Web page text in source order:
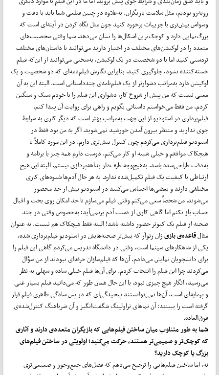
روبه‌رو بودیم، مثل سلامت بازیگران. به‌علاوه در چنین فیلمی شما باید با دقت و
وسواس بیش‌تری با جزییات برخورد کنید چون مثل نگاه کردن در آینه‌ای است که
بزرگ‌نمایی دارد و کوچک‌ترین اشکال‌ها را نشان می‌دهد. شما وقتی شخصیت‌های
متعدد را در لوکیشن‌های مختلف در اختیار دارید می‌توانید با داستان‌های مختلف
تردستی کنید اما با دو شخصیت در یک لوکیشن، به‌سختی می‌توانید از این‌که فیلم
خسته‌کننده نشود، جلوگیری کنید. بنابراین نگارش فیلم‌نامه‌ای که دو شخصیت و یک
لوکیشن دارد به‌مراتب دشوارتر از یک فیلم‌نامه‌ی چندداستانی است. البته این به آن
معنی نیست که من پیش از شروع کار، دشواری این فیلم را با خودم سبک و سنگین
کردم. من فقط می‌خواستم داستانی بگویم و راهی برای روایت آن پیدا کنم.
فیلم‌برداری در استودیو از این جهت به‌مراتب بهتر است که دیگر کاری به شرایط
جوی ندارید و منتظر بیرون آمدن خورشید نمی‌شوید. اگر به من بود فقط در
استودیو فیلم‌برداری می‌کردم چون کنترل بیش‌تری دارم. در این مورد کاملاً با
هیچکاک موافقم و خیلی شبیه او کار می‌کنم. دوست دارم همه چیز با برنامه و
به‌دقت طراحی‌شده باشد. به‌هیچ‌وجه طرف‌دار بداهه‌پردازی نیستم. البته این هیچ
ارتباطی با کیفیت یک فیلم تکمیل‌شده ندارد. به هر حال آدم‌ها شیوه‌های کاری
مختلفی دارند و بعضی‌ها احساس می‌کنند در استودیو بیش از حد محصور
می‌شوند. من شخصاً سعی می‌کنم وقتی فیلم می‌سازم تا حد امکان روی بخت و اقبال
حساب باز نکنم اما گاهی کاری از دست آدم برنمی‌آید؛ به‌خصوص وقتی در چند
صحنه از فیلم یک کبوتر حضور داشته باشد! البته فقط هیچکاک هم نیست. به عنوان
مثالقاعده‌ی بازیژان رنوآر که بیش‌تر صحنه‌هایش در استودیو فیلم‌برداری شده،
یکی از شاهکارهای سینما است. وقتی در دانشگاه تدریس می‌کردم گاهی این فیلم را
برای دانشجویان نمایش می‌دادم. آن‌ها که فیلم‌سازان حرفه‌ای نبودند از من سؤال
می‌کردند چرا این فیلم را انتخاب کردم. برای آن‌ها فیلم خیلی ساده و سهلی به نظر
می‌رسید، انگار هیچ چیزی نبود. با این حال همان ‌طور که می‌دانید فیلم بسیار غنی
و پرمایه‌ای است. آن‌ها نمی‌توانستند پیچیدگی‌ای که در پس سادگی ظاهری فیلم قرار
گرفته است را ببینند؛ آن نماهای تراولینگ شگفت‌انگیز و آن ضرباهنگ کنترل‌شده‌ی
فوق‌العاده.
شما به‌ طور متناوب میان ساختن فیلم‌هایی که بازیگران متعددی دارند و آثاری
که کوچک‌تر و صمیمی‌تر هستند، حرکت می‌کنید؛ اولویتی در ساختن فیلم‌های
بزرگ یا کوچک دارید؟
نه، اما ساختن فیلم‌هایی را ترجیح می‌دهم که فصل‌های جمع‌وجور و صمیمی‌تری